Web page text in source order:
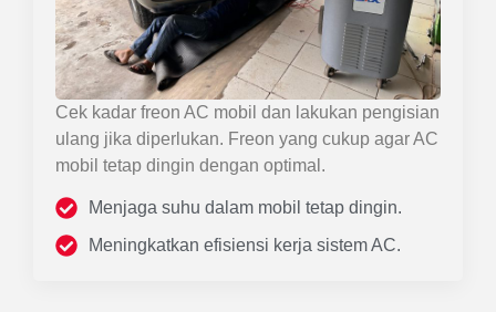
Cek kadar freon AC mobil dan lakukan pengisian
ulang jika diperlukan. Freon yang cukup agar AC
mobil tetap dingin dengan optimal.
Menjaga suhu dalam mobil tetap dingin.
Meningkatkan efisiensi kerja sistem AC.